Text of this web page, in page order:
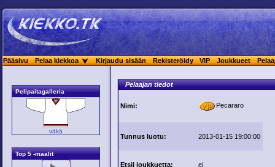
Pääsivu Pelaa kiekkoa Kirjaudu sisään Rekisteröidy VIP Joukkueet
Pelipaitagalleria
väkä
Top 5 -maalit
Pelaajan tiedot
Nimi: Pecararo
Tunnus luotu: 2013-01-15 19:00:00
Etsii joukkuetta: ei